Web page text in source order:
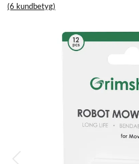
(6 kundbetyg)